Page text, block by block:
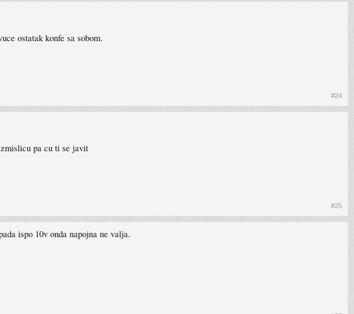
ostatak konfe sa sobom.
#24
pa cu ti se javit
#25
ispo 10v onda napojna ne valja.